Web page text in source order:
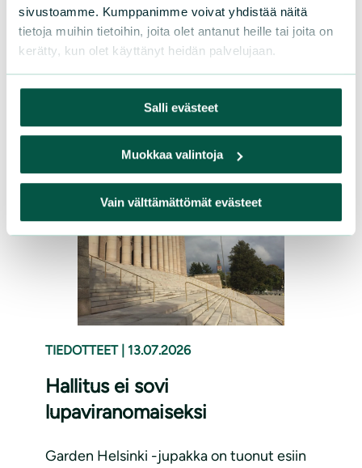
sivustoamme. Kumppanimme voivat yhdistää näitä
tietoja muihin tietoihin, joita olet antanut heille tai joita on
kerätty, kun olet käyttänyt heidän palvelujaan.
Salli evästeet
Muokkaa valintoja
Vain välttämättömät evästeet
lahjoittamalla Sarasuon
ennallistamistyöhön. Ennallistamisen
saaneet kaipaamaansa elintilaa.
Lue lisää
TIEDOTTEET 13.07.2026
Hallitus ei sovi
lupaviranomaiseksi
Garden Helsinki -jupakka on tuonut esiin